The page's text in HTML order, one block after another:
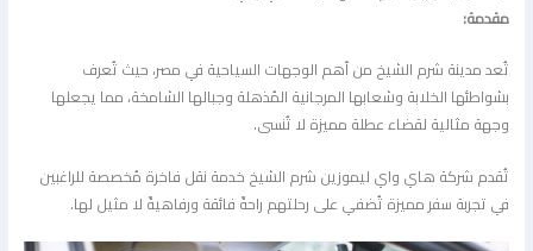
مقدمة:
تُعد مدينة شرم الشيخ من أهم الوجهات السياحية في مصر، حيث تُعرف
بشواطئها الخلابة وشعابها المرجانية المُذهلة وجبالها الشامخة، مما يجعلها
وجهة مثالية لقضاء عطلة مميزة لا تُنسى.
تُقدم شركة هاي واي ليموزين شرم الشيخ خدمة نقل فاخرة مُخصصة للراغبين
في تجربة سفر مميزة تُضفي على رحلتهم راحةً فائقة ورفاهيةً لا مثيل لها.